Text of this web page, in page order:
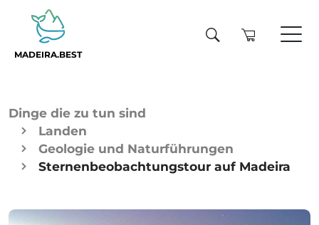
MADEIRA.BEST
Dinge die zu tun sind
Landen
Geologie und Naturführungen
Sternenbeobachtungstour auf Madeira